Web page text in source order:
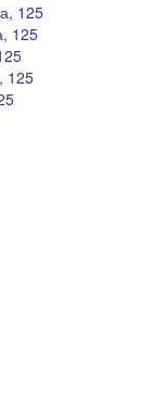
125
125
125